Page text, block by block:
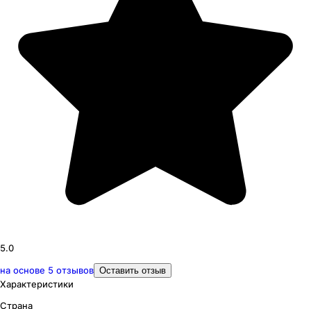
5.0
на основе 5 отзывов Оставить отзыв
Характеристики
Страна